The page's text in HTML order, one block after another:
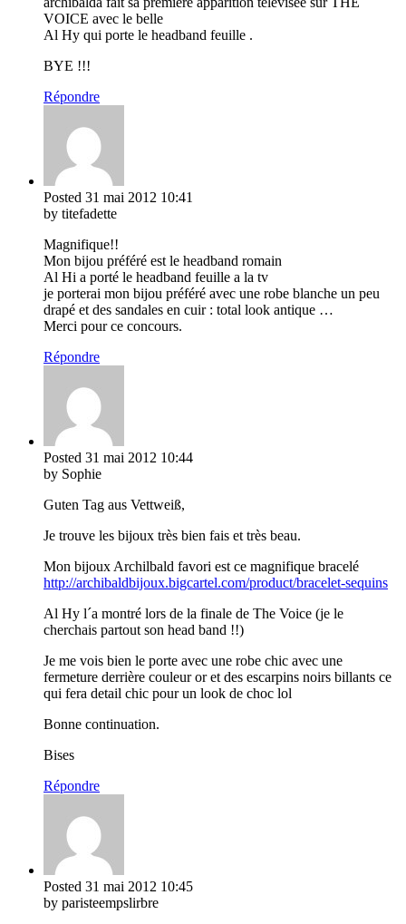
VOICE avec le belle
Al Hy qui porte le headband feuille .
BYE !!!
Répondre
Posted 31 mai 2012 10:41
by titefadette
Magnifique!!
Mon bijou préféré est le headband romain
Al Hi a porté le headband feuille a la tv
je porterai mon bijou préféré avec une robe blanche un peu
drapé et des sandales en cuir : total look antique …
Merci pour ce concours.
Répondre
Posted 31 mai 2012 10:44
by Sophie
Guten Tag aus Vettweiß,
Je trouve les bijoux très bien fais et très beau.
Mon bijoux Archilbald favori est ce magnifique bracelé
http://archibaldbijoux.bigcartel.com/product/bracelet-sequins
Al Hy l´a montré lors de la finale de The Voice (je le
cherchais partout son head band !!)
Je me vois bien le porte avec une robe chic avec une
fermeture derrière couleur or et des escarpins noirs billants ce
qui fera detail chic pour un look de choc lol
Bonne continuation.
Bises
Répondre
Posted 31 mai 2012 10:45
by paristeempslirbre